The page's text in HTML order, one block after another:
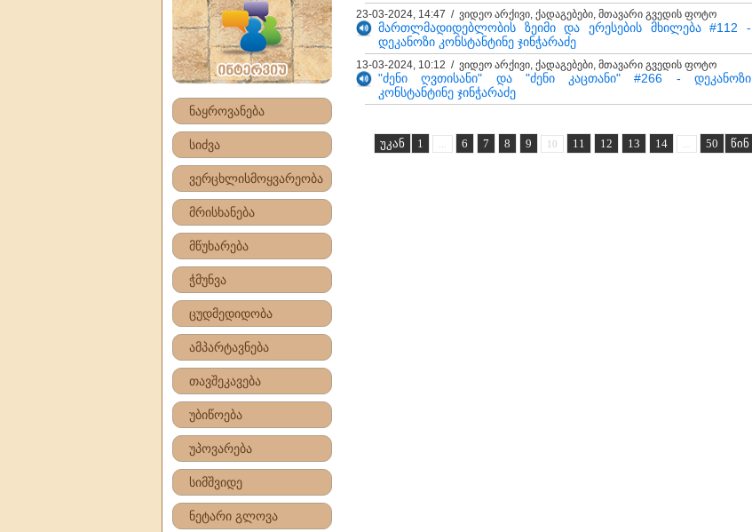
ნაყროვანება
სიძვა
ვერცხლისმოყვარეობა
მრისხანება
მწუხარება
ჭმუნვა
ცუდმედიდობა
ამპარტავნება
თავშეკავება
უბიწოება
უპოვარება
სიმშვიდე
ნეტარი გლოვა
23-03-2024, 14:47 / ვიდეო არქივი, ქადაგებები, მთავარი გვედის ფოტო
მართლმადიდებლობის ზეიმი და ერესების მხილება #112 -
დეკანოზი კონსტანტინე ჯინჭარაძე
13-03-2024, 10:12 / ვიდეო არქივი, ქადაგებები, მთავარი გვედის ფოტო
"ძენი ღვთისანი" და "ძენი კაცთანი" #266 - დეკანოზი
კონსტანტინე ჯინჭარაძე
უკან 1 6 7 8 9 10 11 12 13 14 50 წინ